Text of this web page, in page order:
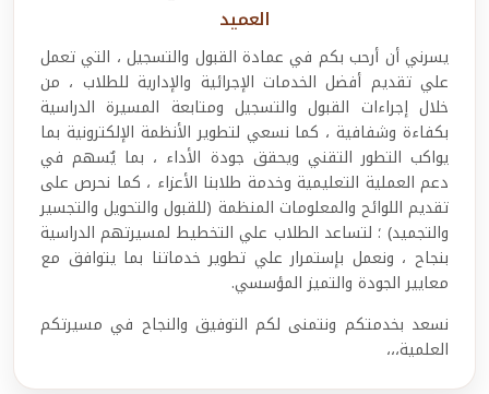
العميد
يسرني أن أرحب بكم في عمادة القبول والتسجيل ، التي تعمل
علي تقديم أفضل الخدمات الإجرائية والإدارية للطلاب ، من
خلال إجراءات القبول والتسجيل ومتابعة المسيرة الدراسية
بكفاءة وشفافية ، كما نسعي لتطوير الأنظمة الإلكترونية بما
يواكب التطور التقني ويحقق جودة الأداء ، بما يٌسهم في
دعم العملية التعليمية وخدمة طلابنا الأعزاء ، كما نحرص على
تقديم اللوائح والمعلومات المنظمة (للقبول والتحويل والتجسير
والتجميد) ؛ لتساعد الطلاب علي التخطيط لمسيرتهم الدراسية
بنجاح ، ونعمل بإستمرار علي تطوير خدماتنا بما يتوافق مع
معايير الجودة والتميز المؤسسي.
نسعد بخدمتكم ونتمنى لكم التوفيق والنجاح في مسيرتكم
العلمية،،،